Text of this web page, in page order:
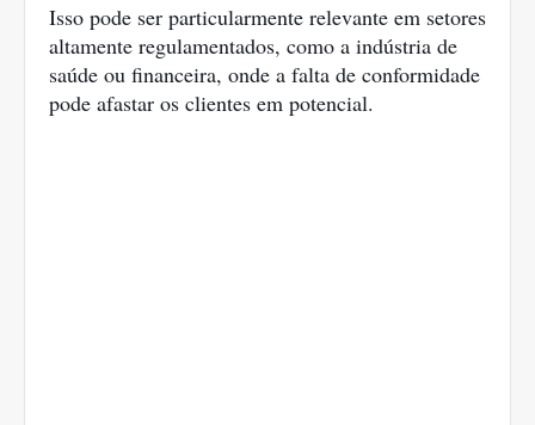
Isso pode ser particularmente relevante em setores
altamente regulamentados, como a indústria de
saúde ou financeira, onde a falta de conformidade
pode afastar os clientes em potencial.